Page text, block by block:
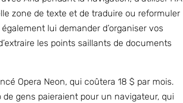
zone de texte et de traduire ou reformuler
lui demander d’organiser vos
les points saillants de documents
Opera Neon, qui coûtera 18 $ par mois.
gens paieraient pour un navigateur, qui